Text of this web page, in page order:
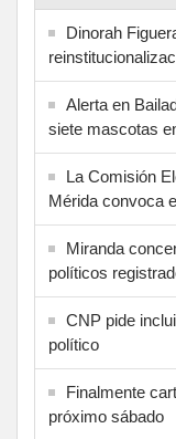
Dinorah
Alerta en
siete mascotas
La Comisión
Mérida convoca
Miranda
políticos
CNP pide
político
Finalmente
próximo sábado